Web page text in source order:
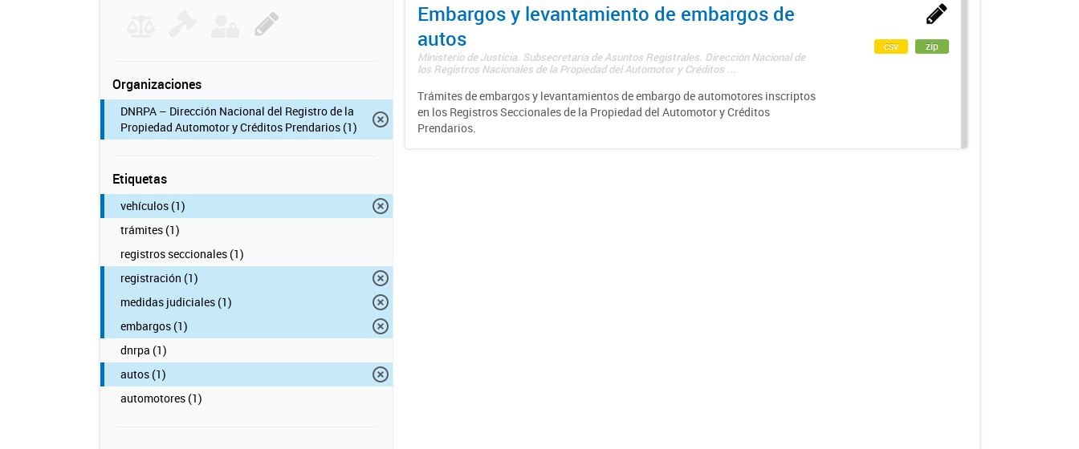
Organizaciones
DNRPA – Dirección Nacional del Registro de la
Propiedad Automotor y Créditos Prendarios (1)
Etiquetas
vehículos (1)
trámites (1)
registros seccionales (1)
registración (1)
medidas judiciales (1)
embargos (1)
dnrpa (1)
autos (1)
automotores (1)
Embargos y levantamiento de embargos de
autos
Ministerio de Justicia. Subsecretaría de Asuntos Registrales. Dirección Nacional de
los Registros Nacionales de la Propiedad del Automotor y Créditos ...
Trámites de embargos y levantamientos de embargo de automotores inscriptos
en los Registros Seccionales de la Propiedad del Automotor y Créditos
Prendarios.
csv zip